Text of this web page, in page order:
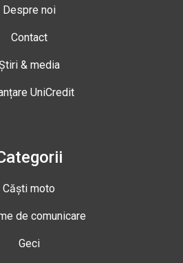
Despre noi
Contact
& media
UniCredit
Căști moto
de comunicare
Geci